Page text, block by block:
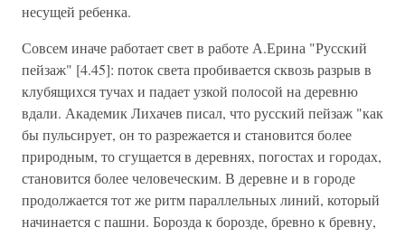
несущей ребенка.
Совсем иначе работает свет в работе А.Ерина "Русский
пейзаж" [4.45]: поток света пробивается сквозь разрыв в
клубящихся тучах и падает узкой полосой на деревню
вдали. Академик Лихачев писал, что русский пейзаж "как
бы пульсирует, он то разрежается и становится более
природным, то сгущается в деревнях, погостах и городах,
становится более человеческим. В деревне и в городе
продолжается тот же ритм параллельных линий, который
начинается с пашни. Борозда к борозде, бревно к бревну,